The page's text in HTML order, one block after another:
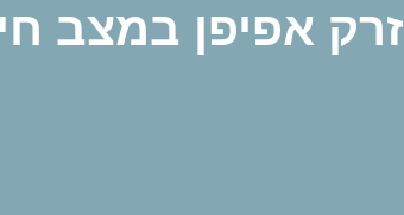
אפיפן במצב